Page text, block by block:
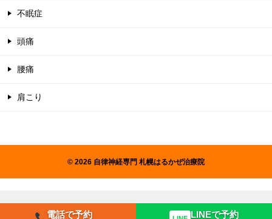
電話で予約 LINEで予約
不眠症
頭痛
腰痛
肩こり
© 2026 自律神経専門 札幌はるかぜ治療院